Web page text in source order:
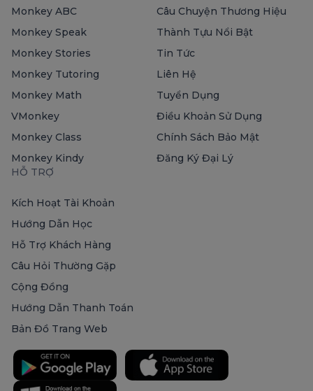
Monkey ABC
Monkey Speak
Monkey Stories
Monkey Tutoring
Monkey Math
VMonkey
Monkey Class
Monkey Kindy
Câu Chuyện Thương Hiệu
Thành Tựu Nổi Bật
Tin Tức
Liên Hệ
Tuyển Dụng
Điều Khoản Sử Dụng
Chính Sách Bảo Mật
Đăng Ký Đại Lý
HỖ TRỢ
Kích Hoạt Tài Khoản
Hướng Dẫn Học
Hỗ Trợ Khách Hàng
Câu Hỏi Thường Gặp
Cộng Đồng
Hướng Dẫn Thanh Toán
Bản Đồ Trang Web